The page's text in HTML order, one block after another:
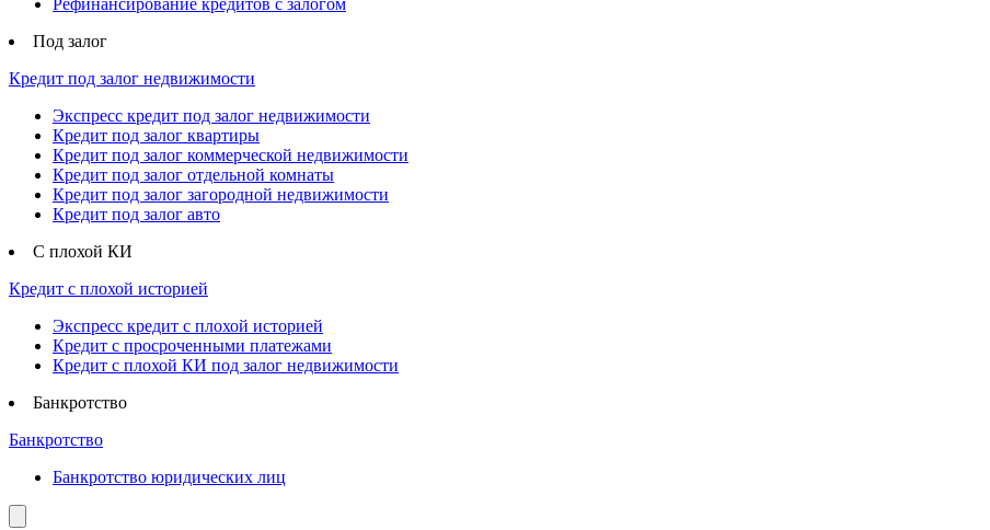
Рефинансирование кредитов с залогом
Под залог
Кредит под залог недвижимости
Экспресс кредит под залог недвижимости
Кредит под залог квартиры
Кредит под залог коммерческой недвижимости
Кредит под залог отдельной комнаты
Кредит под залог загородной недвижимости
Кредит под залог авто
С плохой КИ
Кредит с плохой историей
Экспресс кредит с плохой историей
Кредит с просроченными платежами
Кредит с плохой КИ под залог недвижимости
Банкротство
Банкротство
Банкротство юридических лиц